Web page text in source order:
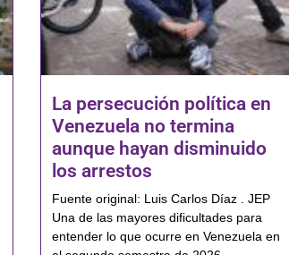
La persecución política en
Venezuela no termina
aunque hayan disminuido
los arrestos
Fuente original: Luis Carlos Díaz . JEP
Una de las mayores dificultades para
entender lo que ocurre en Venezuela en